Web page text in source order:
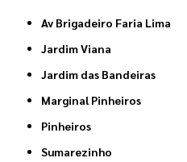
Av Brigadeiro Faria Lima
Jardim Viana
Jardim das Bandeiras
Marginal Pinheiros
Pinheiros
Sumarezinho